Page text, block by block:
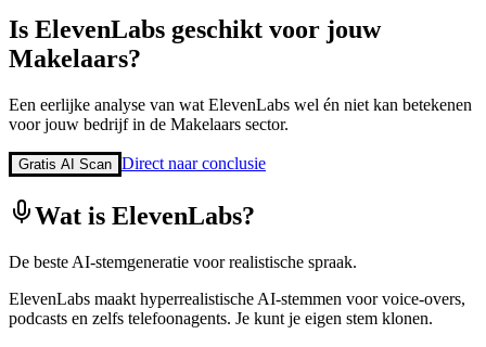
Is ElevenLabs geschikt voor jouw
Makelaars?
Een eerlijke analyse van wat ElevenLabs wel én niet kan betekenen
voor jouw bedrijf in de Makelaars sector.
Gratis AI Scan Direct naar conclusie
Wat is ElevenLabs?
De beste AI-stemgeneratie voor realistische spraak.
ElevenLabs maakt hyperrealistische AI-stemmen voor voice-overs,
podcasts en zelfs telefoonagents. Je kunt je eigen stem klonen.